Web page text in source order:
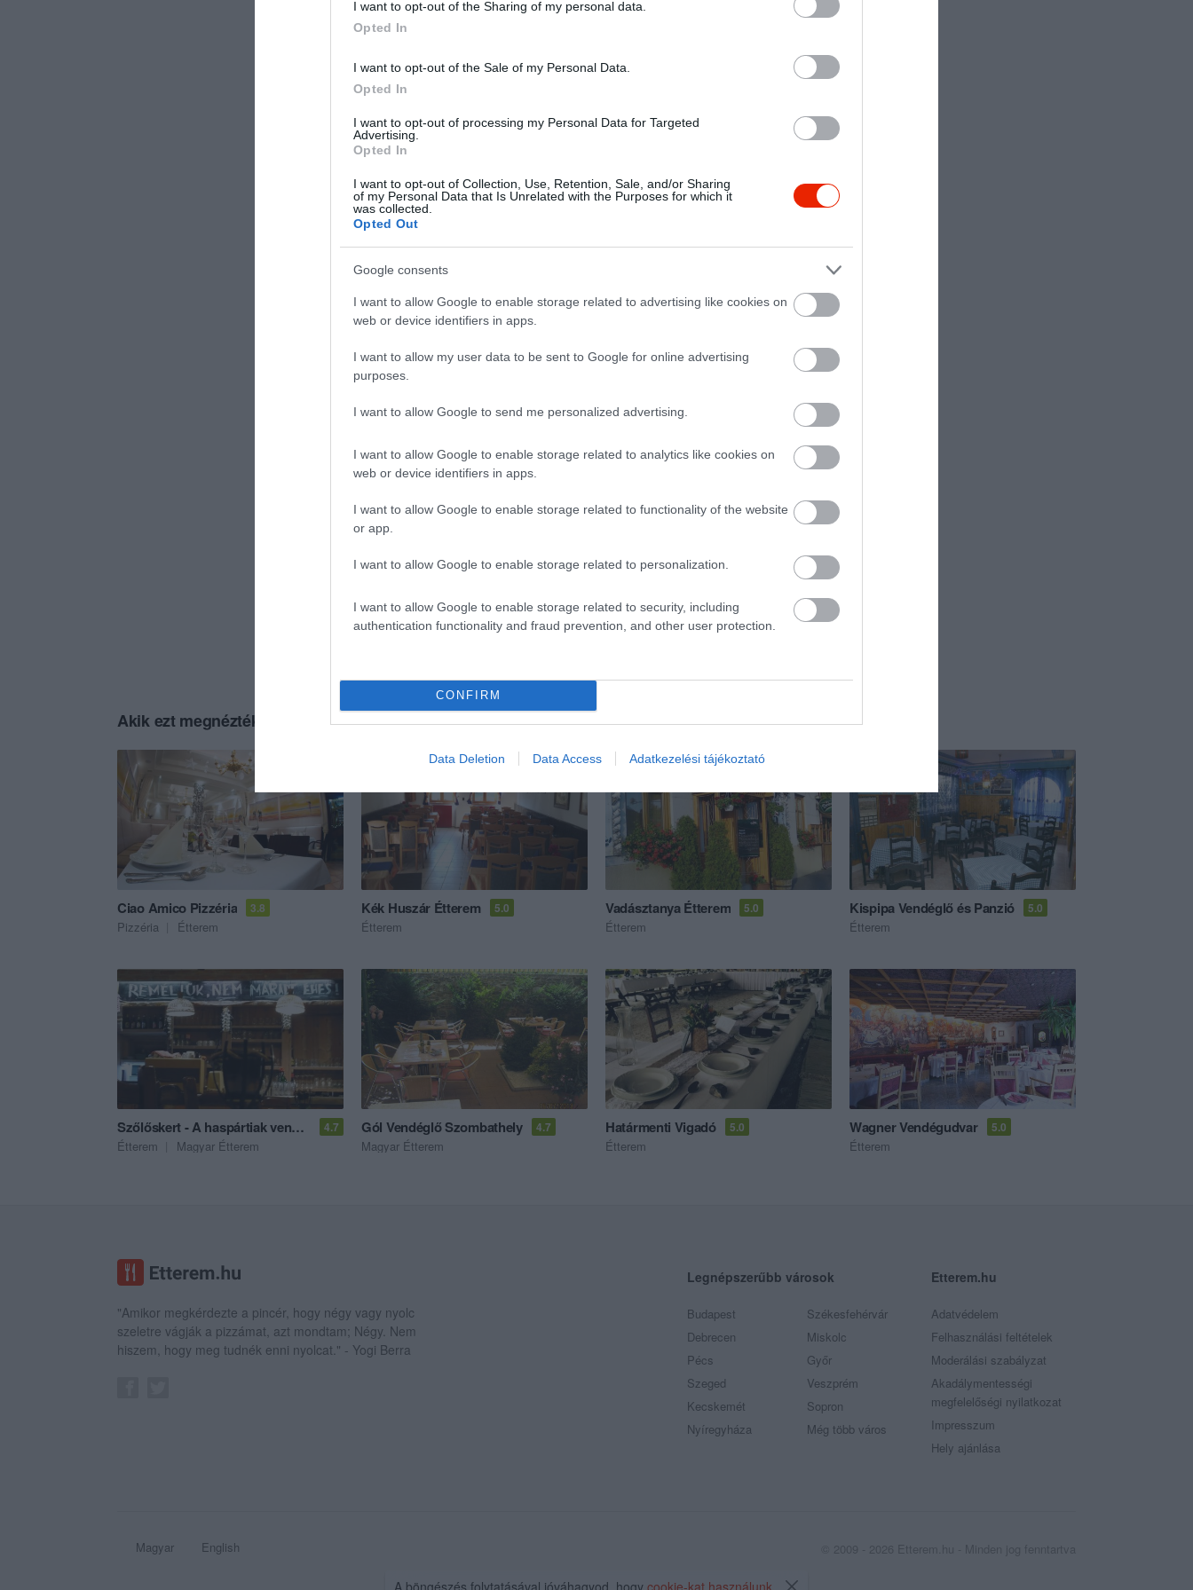
I want to opt-out of the Sharing of my personal data.
Opted In
I want to opt-out of the Sale of my Personal Data.
Opted In
I want to opt-out of processing my Personal Data for Targeted
Advertising.
Opted In
I want to opt-out of Collection, Use, Retention, Sale, and/or Sharing
of my Personal Data that Is Unrelated with the Purposes for which it
was collected.
Opted Out
Google consents
I want to allow Google to enable storage related to advertising like cookies on
web or device identifiers in apps.
I want to allow my user data to be sent to Google for online advertising
purposes.
I want to allow Google to send me personalized advertising.
I want to allow Google to enable storage related to analytics like cookies on
web or device identifiers in apps.
I want to allow Google to enable storage related to functionality of the website
or app.
I want to allow Google to enable storage related to personalization.
I want to allow Google to enable storage related to security, including
authentication functionality and fraud prevention, and other user protection.
CONFIRM
Data Deletion Data Access Adatkezelési tájékoztató
Akik ezt megnézték, ezeket is megnézték...
Ciao Amico Pizzéria 3.8
Pizzéria Étterem
Kék Huszár Étterem 5.0
Étterem
Vadásztanya Étterem 5.0
Étterem
Kispipa Vendéglő és Panzió 5.0
Étterem
Szőlőskert - A haspártiak vendéglője 4.7
Étterem Magyar Étterem
Gól Vendéglő Szombathely 4.7
Magyar Étterem
Határmenti Vigadó 5.0
Étterem
Wagner Vendégudvar 5.0
Étterem
"Amikor megkérdezte a pincér, hogy négy vagy nyolc
szeletre vágják a pizzámat, azt mondtam; Négy. Nem
hiszem, hogy meg tudnék enni nyolcat." - Yogi Berra
Legnépszerűbb városok
Budapest
Debrecen
Pécs
Szeged
Kecskemét
Nyíregyháza
Székesfehérvár
Miskolc
Győr
Veszprém
Sopron
Még több város
Etterem.hu
Adatvédelem
Felhasználási feltételek
Moderálási szabályzat
Akadálymentességi
megfelelőségi nyilatkozat
Impresszum
Hely ajánlása
Magyar English
A böngészés folytatásával jóváhagyod, hogy cookie-kat használunk